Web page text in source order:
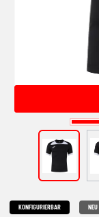
KONFIGURIERBAR NEU